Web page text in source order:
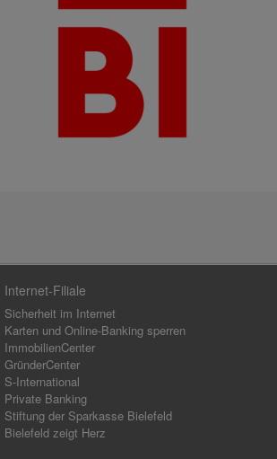
Internet-Filiale
Sicherheit im Internet
Karten und Online-Banking sperren
ImmobilienCenter
GründerCenter
S-International
Private Banking
Stiftung der Sparkasse Bielefeld
Bielefeld zeigt Herz